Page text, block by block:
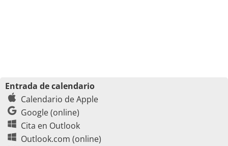
Entrada de calendario
Calendario de Apple
Google (online)
Cita en Outlook
Outlook.com (online)